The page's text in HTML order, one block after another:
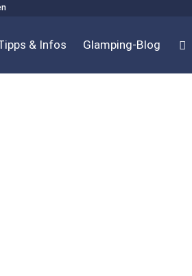
& Infos Glamping-Blog